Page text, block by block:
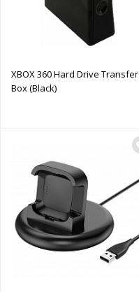
XBOX 360 Hard Drive Transfer
Box (Black)